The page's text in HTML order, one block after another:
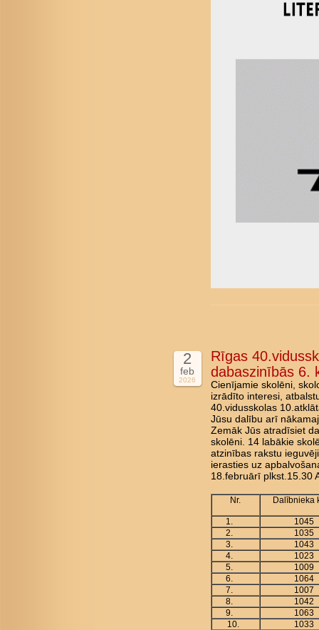
2
feb
2026
Rīgas
dabaszinībās 6.
Cienījamie skolēni,
izrādīto interesi,
40.vidusskolas
Jūsu dalību arī
Zemāk Jūs atradīsiet
skolēni. 14 labākie
atzinības rakstu
ierasties uz
18.februārī plkst.15.30
Nr. Dalībnieka
1.
1045
2.
1035
3.
1043
4.
1023
5.
1009
6.
1064
7.
1007
8.
1042
9.
1063
10.
1033